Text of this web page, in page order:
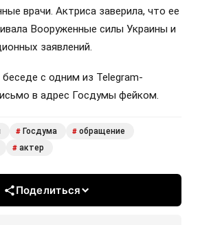
врачи. Актриса заверила, что ее
Вооруженные силы Украины и
заявлений.
беседе с одним из Telegram-
в адрес Госдумы фейком.
# Госдума # обращение
# актер
Поделиться